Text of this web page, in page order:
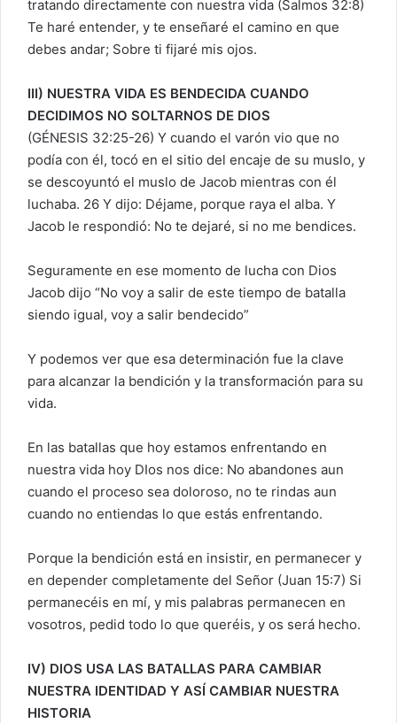
tratando directamente con nuestra vida (Salmos 32:8)
Te haré entender, y te enseñaré el camino en que
debes andar; Sobre ti fijaré mis ojos.
III) NUESTRA VIDA ES BENDECIDA CUANDO
DECIDIMOS NO SOLTARNOS DE DIOS
(GÉNESIS 32:25-26) Y cuando el varón vio que no
podía con él, tocó en el sitio del encaje de su muslo, y
se descoyuntó el muslo de Jacob mientras con él
luchaba. 26 Y dijo: Déjame, porque raya el alba. Y
Jacob le respondió: No te dejaré, si no me bendices.
Seguramente en ese momento de lucha con Dios
Jacob dijo “No voy a salir de este tiempo de batalla
siendo igual, voy a salir bendecido”
Y podemos ver que esa determinación fue la clave
para alcanzar la bendición y la transformación para su
vida.
En las batallas que hoy estamos enfrentando en
nuestra vida hoy DIos nos dice: No abandones aun
cuando el proceso sea doloroso, no te rindas aun
cuando no entiendas lo que estás enfrentando.
Porque la bendición está en insistir, en permanecer y
en depender completamente del Señor (Juan 15:7) Si
permanecéis en mí, y mis palabras permanecen en
vosotros, pedid todo lo que queréis, y os será hecho.
IV) DIOS USA LAS BATALLAS PARA CAMBIAR
NUESTRA IDENTIDAD Y ASÍ CAMBIAR NUESTRA
HISTORIA